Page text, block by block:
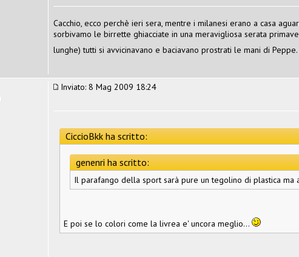
Cacchio, ecco perchè ieri sera, mentre i milanesi erano a casa
sorbivamo le birrette ghiacciate in una meravigliosa serata
lunghe) tutti si avvicinavano e baciavano prostrati le mani di
Inviato: 8 Mag 2009 18:24
CiccioBkk ha scritto:
genenri ha scritto:
Il parafango della sport sarà pure un tegolino di plastica
E poi se lo colori come la livrea e' uncora meglio...